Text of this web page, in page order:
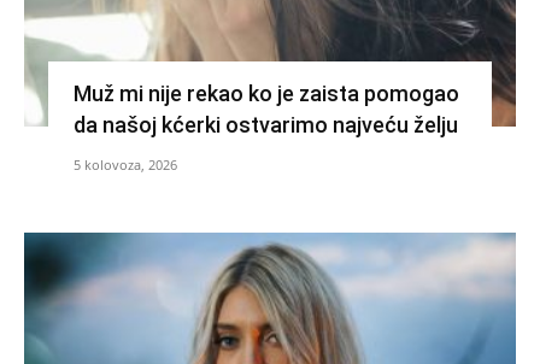
Muž mi nije rekao ko je zaista pomogao
da našoj kćerki ostvarimo najveću želju
5 kolovoza, 2026